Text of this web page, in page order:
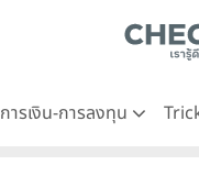
การเงิน-การลงทุน